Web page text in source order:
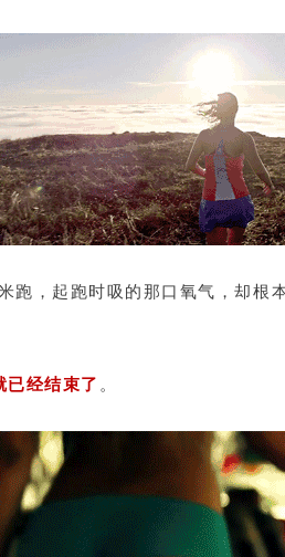
跑，起跑时吸的那口氧气，却根
已经结束了 。